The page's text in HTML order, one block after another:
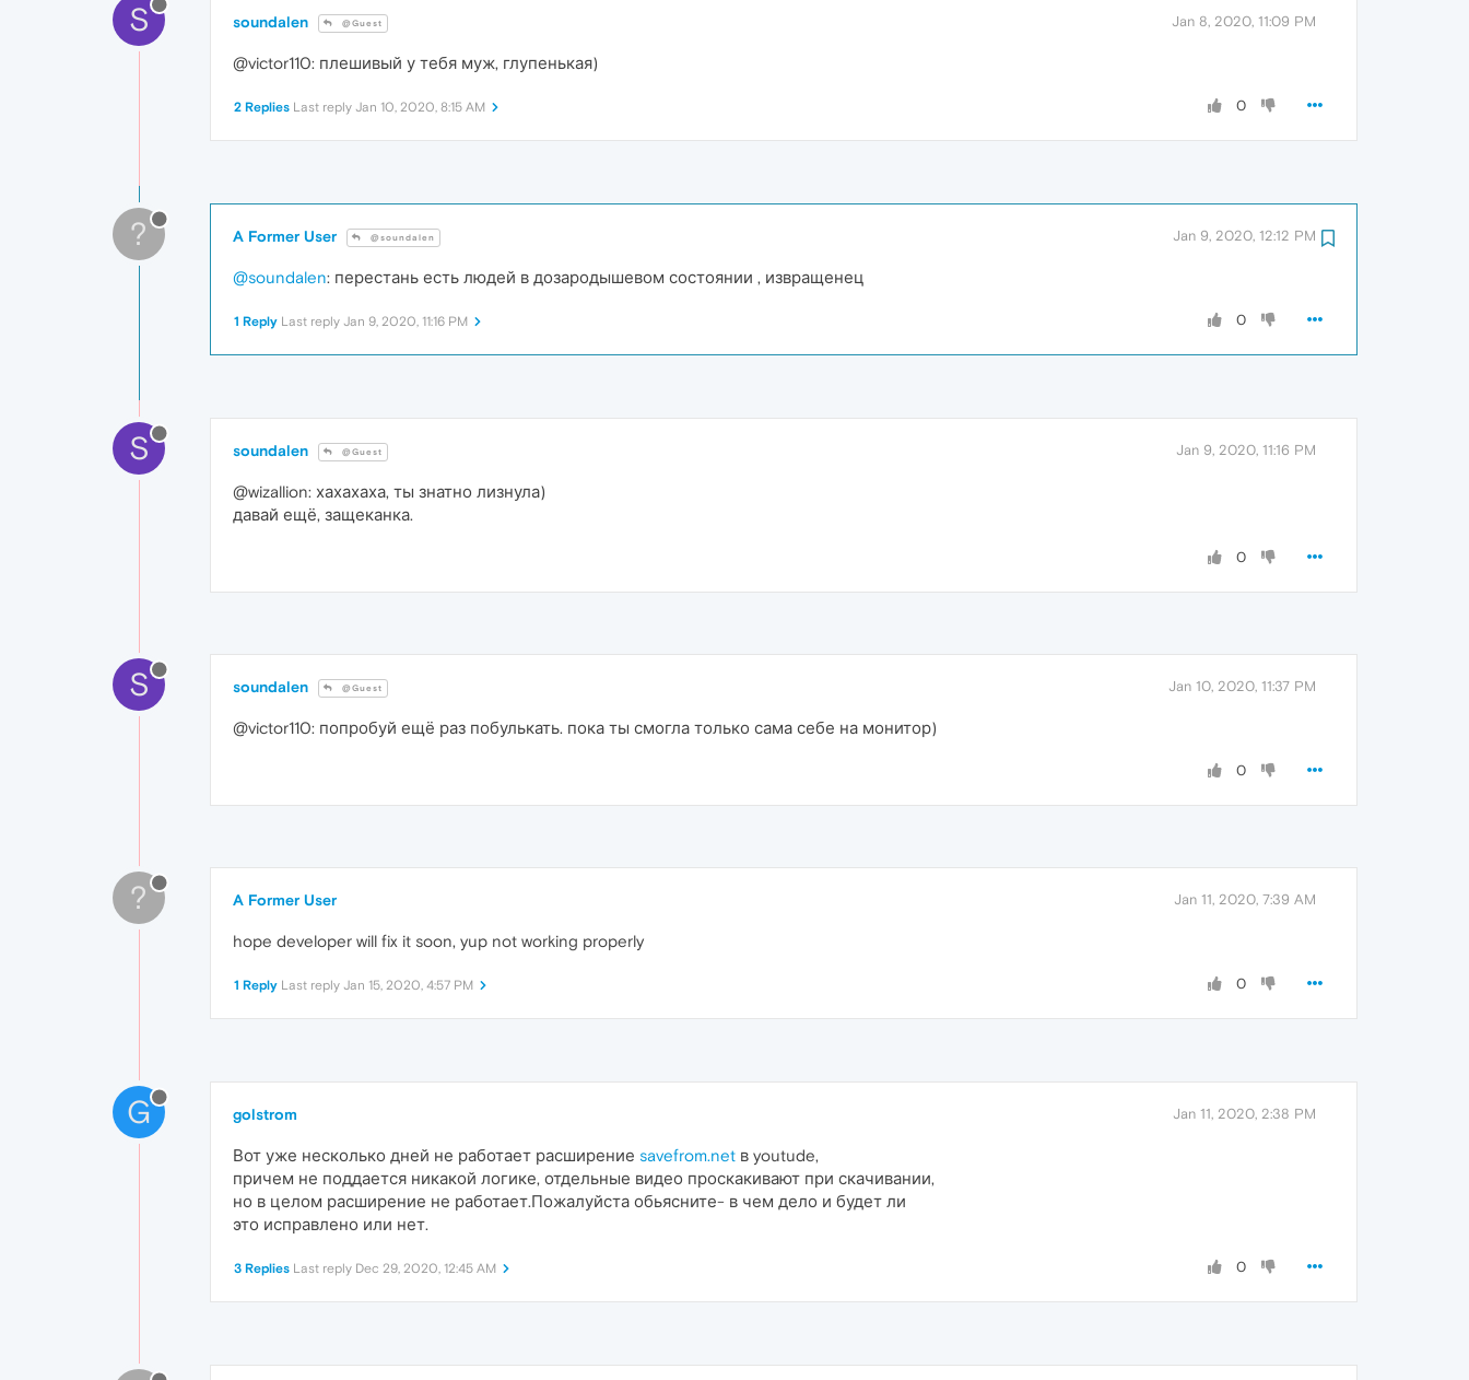
S soundalen @Guest Jan 8, 2020, 11:09 PM
@victor110: плешивый у тебя муж, глупенькая)
0
2 Replies Last reply Jan 10, 2020, 8:15 AM
? A Former User @soundalen Jan 9, 2020, 12:12 PM
@soundalen: перестань есть людей в дозародышевом состоянии , извращенец
0
1 Reply Last reply Jan 9, 2020, 11:16 PM
S soundalen @Guest Jan 9, 2020, 11:16 PM
@wizallion: хахахаха, ты знатно лизнула)
давай ещё, защеканка.
0
S soundalen @Guest Jan 10, 2020, 11:37 PM
@victor110: попробуй ещё раз побулькать. пока ты смогла только сама себе на монитор)
0
? A Former User Jan 11, 2020, 7:39 AM
hope developer will fix it soon, yup not working properly
0
1 Reply Last reply Jan 15, 2020, 4:57 PM
G golstrom Jan 11, 2020, 2:38 PM
Вот уже несколько дней не работает расширение savefrom.net в youtude,
причем не поддается никакой логике, отдельные видео проскакивают при скачивании,
но в целом расширение не работает.Пожалуйста обьясните- в чем дело и будет ли
это исправлено или нет.
0
3 Replies Last reply Dec 29, 2020, 12:45 AM